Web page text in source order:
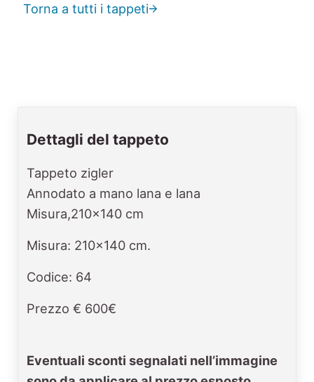
Torna a tutti i tappeti
Dettagli del tappeto
Tappeto zigler
Annodato a mano lana e lana
Misura,210x140 cm
Misura: 210x140 cm.
Codice: 64
Prezzo € 600€
Eventuali sconti segnalati nell’immagine